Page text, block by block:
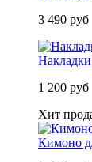
3 490 руб
1 200 руб
Хит
Кимоно